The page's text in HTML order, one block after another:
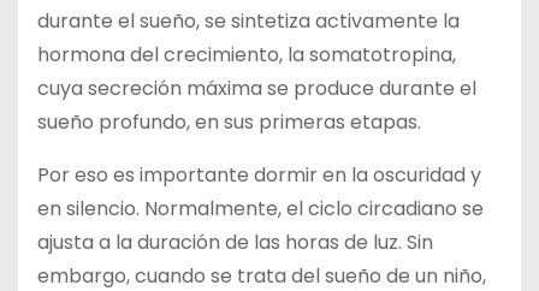
durante el sueño, se sintetiza activamente la
hormona del crecimiento, la somatotropina,
cuya secreción máxima se produce durante el
sueño profundo, en sus primeras etapas.
Por eso es importante dormir en la oscuridad y
en silencio. Normalmente, el ciclo circadiano se
ajusta a la duración de las horas de luz. Sin
embargo, cuando se trata del sueño de un niño,